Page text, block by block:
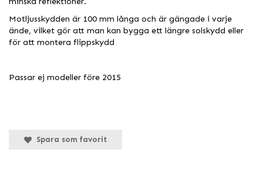
Motljusskydden är 100 mm långa och är gängade i varje
ände, vilket gör att man kan bygga ett längre solskydd eller
för att montera flippskydd
Passar ej modeller före 2015
Spara som favorit